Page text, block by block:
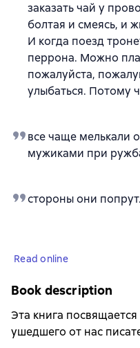
заказать чай у
болтая и смеясь, и
И когда поезд
перрона. Можно
пожалуйста,
улыбаться. Потому
все чаще мелькали
мужиками при
стороны они
Read online
Book description
Эта книга
ушедшего от нас